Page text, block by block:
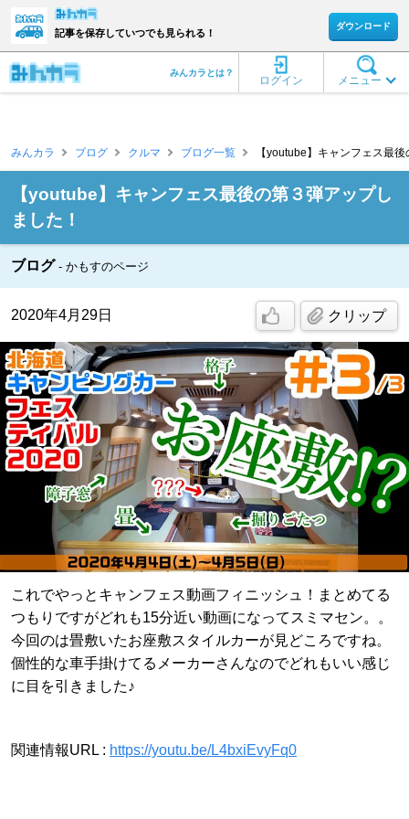
記事を保存していつでも見られる！
ダウンロード
メニュー
ログイン
みんカラとは？
みんカラ ブログ クルマ ブログ一覧 【youtube】キャンフェス最
【youtube】キャンフェス最後の第３弾アップし
ました！
ブログ かもすのページ
2020年4月29日 クリップ
これでやっとキャンフェス動画フィニッシュ！まとめてる
つもりですがどれも15分近い動画になってスミマセン。。
今回のは畳敷いたお座敷スタイルカーが見どころですね。
個性的な車手掛けてるメーカーさんなのでどれもいい感じ
に目を引きました♪
関連情報URL : https://youtu.be/L4bxiEvyFq0